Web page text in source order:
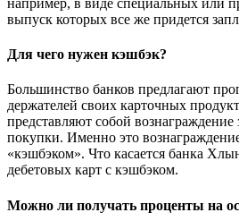
выпуск которых все же придется
Для чего нужен кэшбэк?
Большинство банков предлагают
держателей своих карточных
представляют собой
покупки. Именно это
«кэшбэком». Что касается банка
дебетовых карт с кэшбэком.
Можно ли получать проценты на